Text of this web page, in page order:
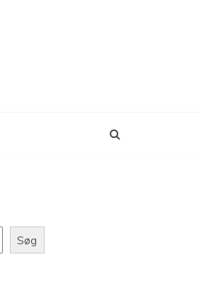
Søg